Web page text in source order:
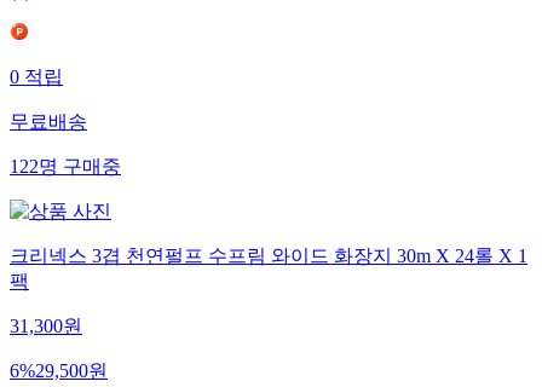
0적립
무료배송
122명구매중
크리넥스 3겹 천연펄프 수프림 와이드 화장지 30m X 24롤 X 1
팩
31,300원
6%29,500원